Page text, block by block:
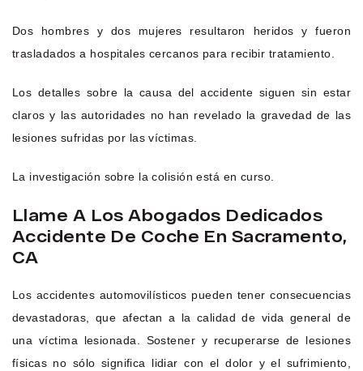
Dos hombres y dos mujeres resultaron heridos y fueron
trasladados a hospitales cercanos para recibir tratamiento.
Los detalles sobre la causa del accidente siguen sin estar
claros y las autoridades no han revelado la gravedad de las
lesiones sufridas por las víctimas.
La investigación sobre la colisión está en curso.
Llame A Los Abogados Dedicados
Accidente De Coche En Sacramento,
CA
Los accidentes automovilísticos pueden tener consecuencias
devastadoras, que afectan a la calidad de vida general de
una víctima lesionada. Sostener y recuperarse de lesiones
físicas no sólo significa lidiar con el dolor y el sufrimiento,